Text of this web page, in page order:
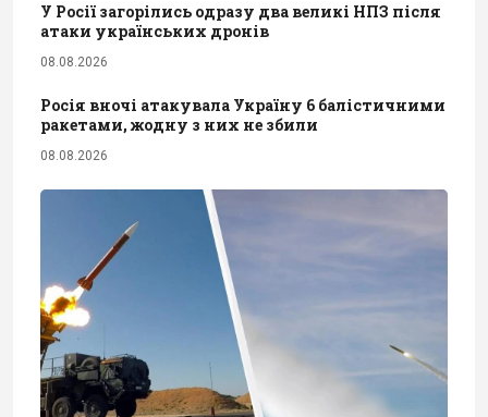
У Росії загорілись одразу два великі НПЗ після
атаки українських дронів
08.08.2026
Росія вночі атакувала Україну 6 балістичними
ракетами, жодну з них не збили
08.08.2026